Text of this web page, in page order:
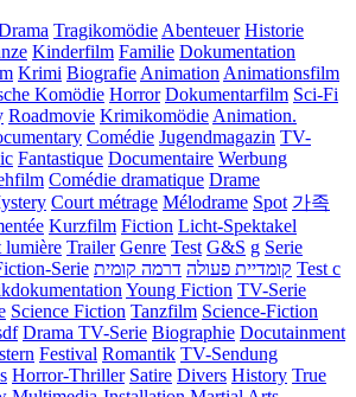
Tragikomödie Abenteuer Historie
Kinderfilm Familie Dokumentation
Krimi Biografie Animation Animationsfilm
Komödie Horror Dokumentarfilm Sci-Fi
Roadmovie Krimikomödie Animation.
Comédie Jugendmagazin TV-
Fantastique Documentaire Werbung
Comédie dramatique Drame
Court métrage Mélodrame Spot 가족
Kurzfilm Fiction Licht-Spektakel
lumière Trailer Genre Test G&S g Serie
Serie קומדיית פעולה דרמה קומית
Test c
Young Fiction TV-Serie
Science Fiction Tanzfilm Science-Fiction
Drama TV-Serie Biographie Docutainment
Festival Romantik TV-Sendung
Horror-Thriller Satire Divers History True